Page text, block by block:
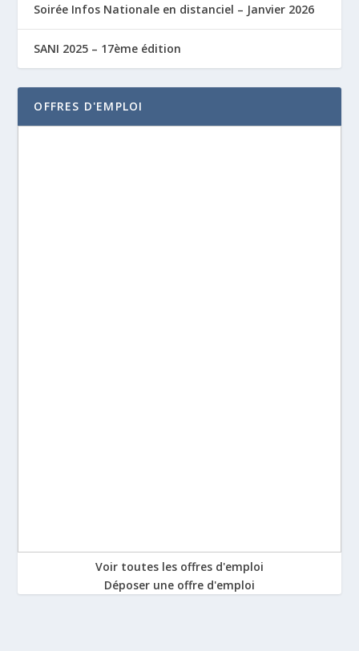
Soirée Infos Nationale en distanciel – Janvier 2026
SANI 2025 – 17ème édition
OFFRES D'EMPLOI
Voir toutes les offres d'emploi
Déposer une offre d'emploi